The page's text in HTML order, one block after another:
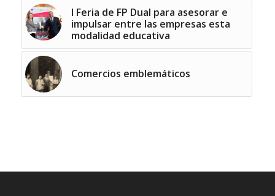
I Feria de FP Dual para asesorar e
impulsar entre las empresas esta
modalidad educativa
Comercios emblemáticos